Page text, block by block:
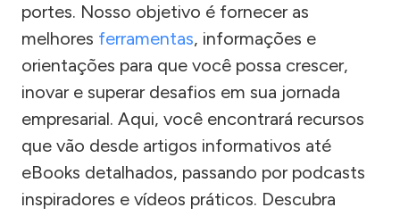
portes. Nosso objetivo é fornecer as
melhores ferramentas, informações e
orientações para que você possa crescer,
inovar e superar desafios em sua jornada
empresarial. Aqui, você encontrará recursos
que vão desde artigos informativos até
eBooks detalhados, passando por podcasts
inspiradores e vídeos práticos. Descubra